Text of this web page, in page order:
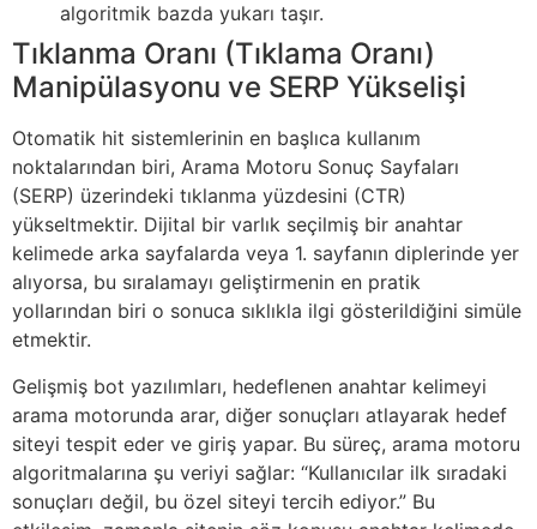
algoritmik bazda yukarı taşır.
Tıklanma Oranı (Tıklama Oranı)
Manipülasyonu ve SERP Yükselişi
Otomatik hit sistemlerinin en başlıca kullanım
noktalarından biri, Arama Motoru Sonuç Sayfaları
(SERP) üzerindeki tıklanma yüzdesini (CTR)
yükseltmektir. Dijital bir varlık seçilmiş bir anahtar
kelimede arka sayfalarda veya 1. sayfanın diplerinde yer
alıyorsa, bu sıralamayı geliştirmenin en pratik
yollarından biri o sonuca sıklıkla ilgi gösterildiğini simüle
etmektir.
Gelişmiş bot yazılımları, hedeflenen anahtar kelimeyi
arama motorunda arar, diğer sonuçları atlayarak hedef
siteyi tespit eder ve giriş yapar. Bu süreç, arama motoru
algoritmalarına şu veriyi sağlar: “Kullanıcılar ilk sıradaki
sonuçları değil, bu özel siteyi tercih ediyor.” Bu